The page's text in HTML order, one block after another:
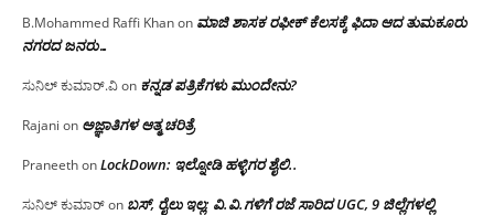
B.Mohammed Raffi Khanon ಮಾಜಿ ಶಾಸಕ ರಫೀಕ್ ಕೆಲಸಕ್ಕೆ ಫಿದಾ ಆದ ತುಮಕೂರು
ನಗರದ ಜನರು…
ಸುನಿಲ್ ಕುಮಾರ್.ವಿon ಕನ್ನಡ ಪತ್ರಿಕೆಗಳು ಮುಂದೇನು?
Rajani on ಅಜ್ಞಾತಿಗಳ ಆತ್ಮ ಚರಿತ್ರೆ
PraneethonLockDown: ಇಲ್ನೋಡಿ ಹಳ್ಳಿಗರ ಶೈಲಿ..
ಸುನಿಲ್ ಕುಮಾರ್on ಬಸ್, ರೈಲು ಇಲ್ಲ; ವಿ.ವಿ.ಗಳಿಗೆ ರಜೆ ಸಾರಿದ UGC, 9 ಜಿಲ್ಲೆಗಳಲ್ಲಿ